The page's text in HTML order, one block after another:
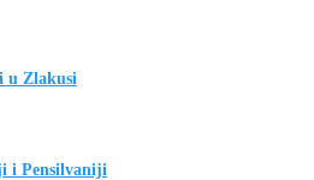
u Zlakusi
i Pensilvaniji